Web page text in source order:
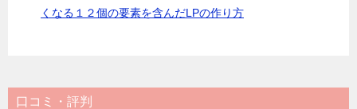
くなる１２個の要素を含んだLPの作り方
口コミ・評判